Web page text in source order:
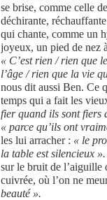
se brise, comme celle
déchirante,
qui chante, comme un
joyeux, un pied de nez
« C’est rien / rien que
l’âge / rien que la vie
nous dit aussi Ben. Ce
temps qui a fait les
fier quand ils sont fiers
« parce qu’ils ont
les lui arracher : « le
la table est silencieux ».
sur le bruit de l’aiguille
cuivrée, où l’on ne
beauté ».